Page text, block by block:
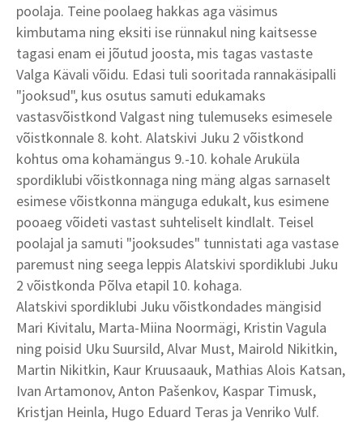
poolaja. Teine poolaeg hakkas aga väsimus
kimbutama ning eksiti ise rünnakul ning kaitsesse
tagasi enam ei jõutud joosta, mis tagas vastaste
Valga Kävali võidu. Edasi tuli sooritada rannakäsipalli
"jooksud", kus osutus samuti edukamaks
vastasvõistkond Valgast ning tulemuseks esimesele
võistkonnale 8. koht. Alatskivi Juku 2 võistkond
kohtus oma kohamängus 9.-10. kohale Aruküla
spordiklubi võistkonnaga ning mäng algas sarnaselt
esimese võistkonna mänguga edukalt, kus esimene
pooaeg võideti vastast suhteliselt kindlalt. Teisel
poolajal ja samuti "jooksudes" tunnistati aga vastase
paremust ning seega leppis Alatskivi spordiklubi Juku
2 võistkonda Põlva etapil 10. kohaga.
Alatskivi spordiklubi Juku võistkondades mängisid
Mari Kivitalu, Marta-Miina Noormägi, Kristin Vagula
ning poisid Uku Suursild, Alvar Must, Mairold Nikitkin,
Martin Nikitkin, Kaur Kruusaauk, Mathias Alois Katsan,
Ivan Artamonov, Anton Pašenkov, Kaspar Timusk,
Kristjan Heinla, Hugo Eduard Teras ja Venriko Vulf.